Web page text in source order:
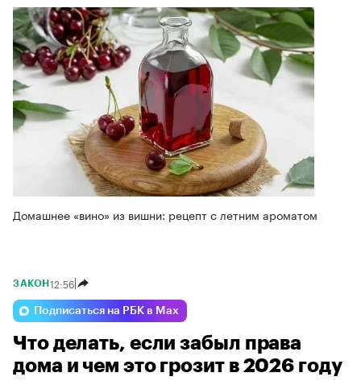
Домашнее «вино» из вишни: рецепт с летним ароматом
ЗАКОН 12:56
Подписаться на РБК в Max
Что делать, если забыл права
дома и чем это грозит в 2026 году